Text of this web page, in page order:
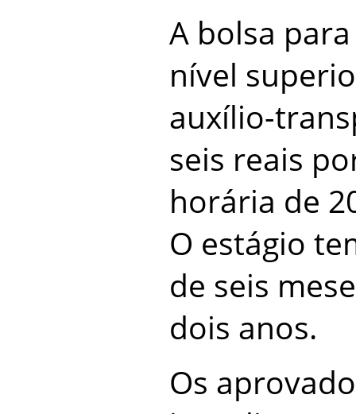
A bolsa
nível
auxílio-
seis reais
horária de
O estágio
de seis
dois anos.
Os